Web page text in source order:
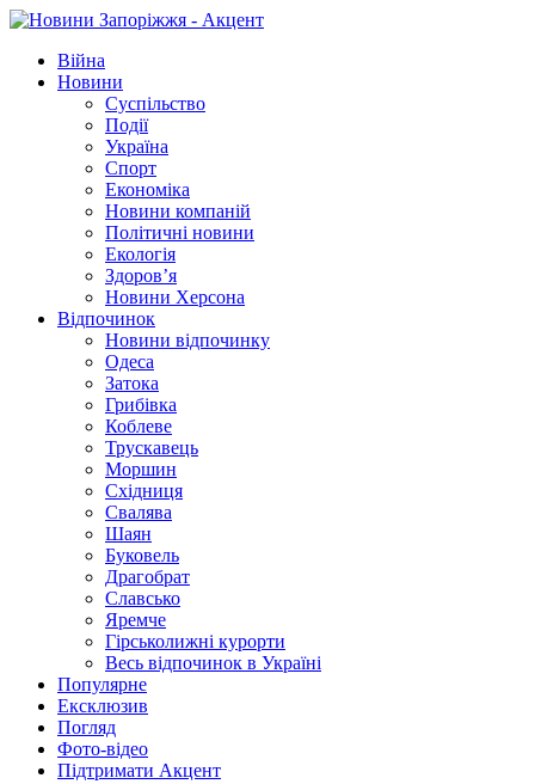
Війна
Новини
Суспільство
Події
Україна
Спорт
Економіка
Новини компаній
Політичні новини
Екологія
Здоров’я
Новини Херсона
Відпочинок
Новини відпочинку
Одеса
Затока
Грибівка
Коблеве
Трускавець
Моршин
Східниця
Свалява
Шаян
Буковель
Драгобрат
Славсько
Яремче
Гірськолижні курорти
Весь відпочинок в Україні
Популярне
Ексклюзив
Погляд
Фото-відео
Підтримати Акцент